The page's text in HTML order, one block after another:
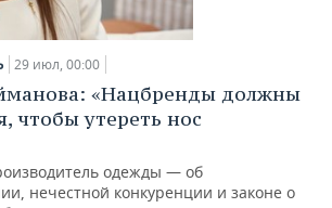
29 июл, 00:00
«Нацбренды должны
чтобы утереть нос
одежды — об
нечестной конкуренции и законе о